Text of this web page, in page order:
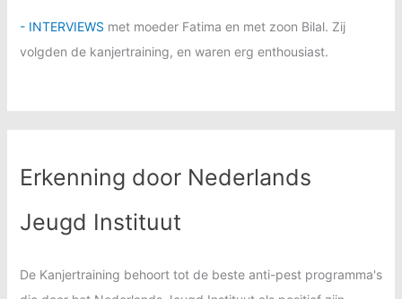
- INTERVIEWS met moeder Fatima en met zoon Bilal. Zij
volgden de kanjertraining, en waren erg enthousiast.
Erkenning door Nederlands
Jeugd Instituut
De Kanjertraining behoort tot de beste anti-pest programma's